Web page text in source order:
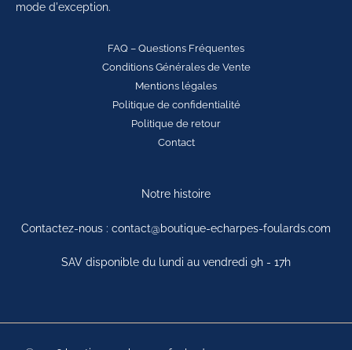
mode d'exception.
FAQ – Questions Fréquentes
Conditions Générales de Vente
Mentions légales
Politique de confidentialité
Politique de retour
Contact
Notre histoire
Contactez-nous : contact@boutique-echarpes-foulards.com
SAV disponible du lundi au vendredi 9h - 17h